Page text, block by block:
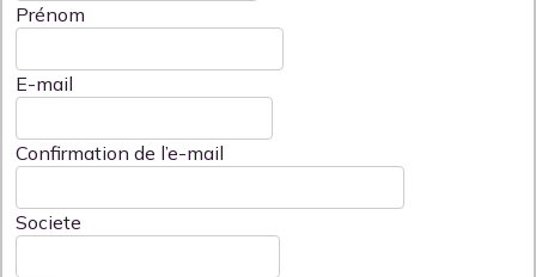
Prénom
E-mail
Confirmation de l’e-mail
Societe